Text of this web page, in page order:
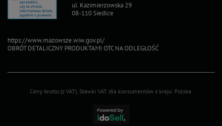
ul. Kazimierzowska 29
08-110 Siedlce
https://www.mazowsze.wiw.gov.pl/
OBRÓT DETALICZNY PRODUKTAMI OTC NA ODLEGŁOŚĆ
Ceny brutto (z VAT). Stawki VAT dla konsumentów z kraju: Polska